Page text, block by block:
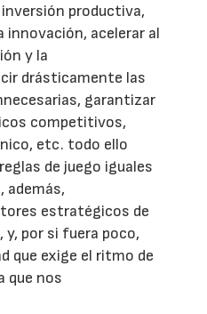
productiva,
innovación, acelerar al
y la
drásticamente las
garantizar
competitivos,
etc. todo ello
de juego iguales
además,
estratégicos de
por si fuera poco,
que exige el ritmo de
que nos